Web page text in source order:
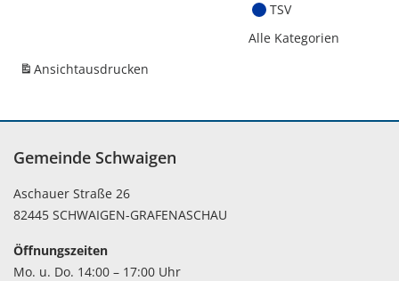
TSV
Alle Kategorien
Ansichtausdrucken
Gemeinde Schwaigen
Aschauer Straße 26
82445 SCHWAIGEN-GRAFENASCHAU
Öffnungszeiten
Mo. u. Do. 14:00 – 17:00 Uhr